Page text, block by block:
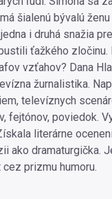
šialenú bývalú
i druhá snažia
ťažkého
vzťahov? Dana
žurnalistika.
televíznych
fejtónov, poviedok.
literárne
ako dramaturgička.
prizmu humoru.